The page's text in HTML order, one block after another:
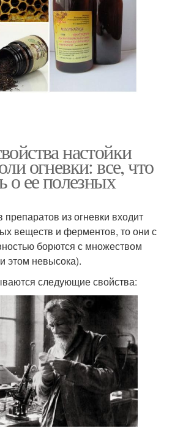
настойки
огневки: все, что
о ее полезных
препаратов из огневки входит
веществ и ферментов, то они с
борются с множеством
этом невысока).
следующие свойства: